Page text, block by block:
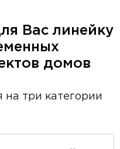
Вас линейку
домов
на три категории